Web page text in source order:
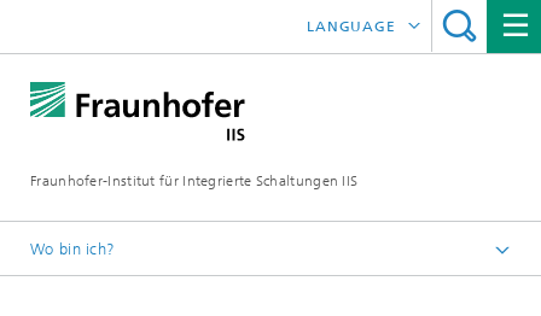
Fraunhofer-Institut für Integrierte Schaltungen IIS
LANGUAGE
中文
Wo bin ich?